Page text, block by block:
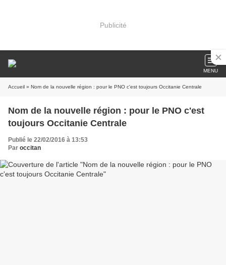
Publicité
MENU
Accueil » Nom de la nouvelle région : pour le PNO c'est toujours Occitanie Centrale
Nom de la nouvelle région : pour le PNO c'est
toujours Occitanie Centrale
Publié le 22/02/2016 à 13:53
Par occitan